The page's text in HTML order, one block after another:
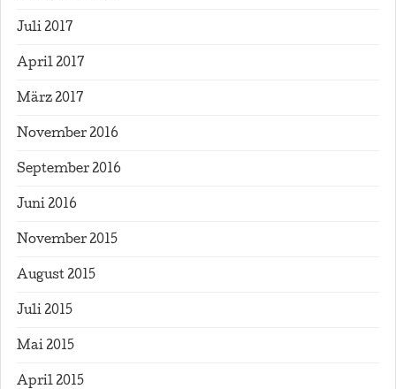
Juli 2017
April 2017
März 2017
November 2016
September 2016
Juni 2016
November 2015
August 2015
Juli 2015
Mai 2015
April 2015